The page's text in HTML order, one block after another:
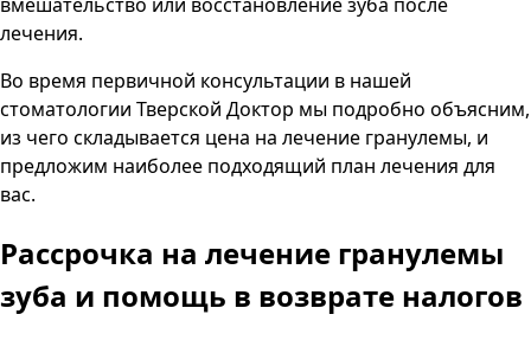
лечения.
Во время первичной консультации в нашей
стоматологии Тверской Доктор мы подробно объясним,
из чего складывается цена на лечение гранулемы, и
предложим наиболее подходящий план лечения для
вас.
Рассрочка на лечение гранулемы
зуба и помощь в возврате налогов